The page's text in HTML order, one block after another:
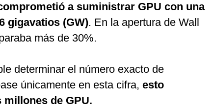
a suministrar GPU con una
gigavatios (GW). En la apertura de Wall
más de 30%.
determinar el número exacto de
únicamente en esta cifra, esto
de GPU.